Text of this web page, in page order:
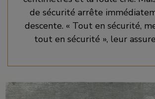
de sécurité arrête
descente. « Tout en sécurité,
tout en sécurité », leur